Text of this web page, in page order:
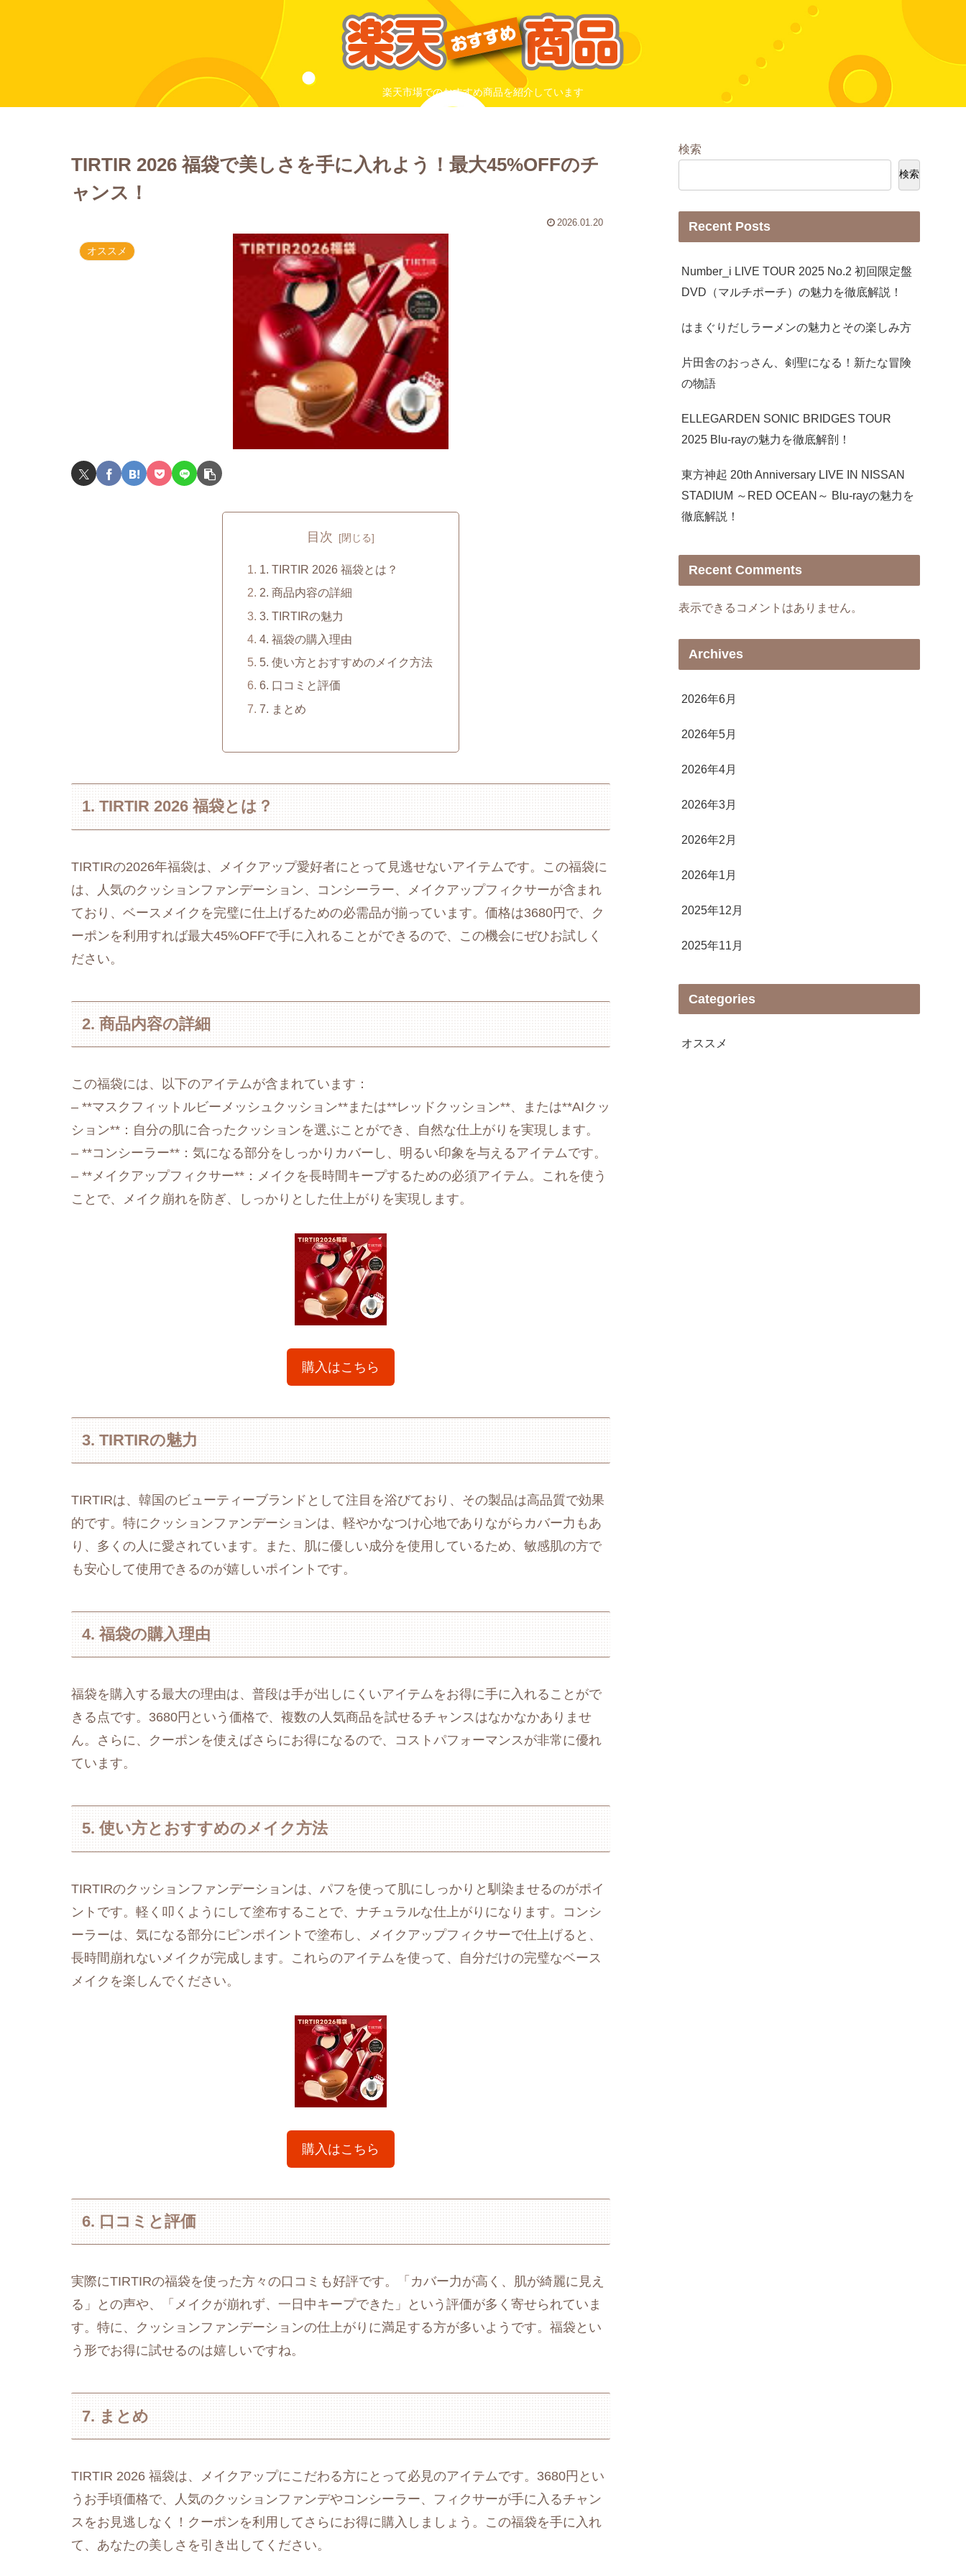
楽天市場でのおすすめ商品を紹介しています
TIRTIR 2026 福袋で美しさを手に入れよう！最大45%OFFのチ
ャンス！
2026.01.20
オススメ
目次
1. TIRTIR 2026 福袋とは？
2. 商品内容の詳細
3. TIRTIRの魅力
4. 福袋の購入理由
5. 使い方とおすすめのメイク方法
6. 口コミと評価
7. まとめ
1. TIRTIR 2026 福袋とは？
TIRTIRの2026年福袋は、メイクアップ愛好者にとって見逃せないアイテムです。この福袋に
は、人気のクッションファンデーション、コンシーラー、メイクアップフィクサーが含まれ
ており、ベースメイクを完璧に仕上げるための必需品が揃っています。価格は3680円で、ク
ーポンを利用すれば最大45%OFFで手に入れることができるので、この機会にぜひお試しく
ださい。
2. 商品内容の詳細
この福袋には、以下のアイテムが含まれています：
– **マスクフィットルビーメッシュクッション**または**レッドクッション**、または**AIクッ
ション**：自分の肌に合ったクッションを選ぶことができ、自然な仕上がりを実現します。
– **コンシーラー**：気になる部分をしっかりカバーし、明るい印象を与えるアイテムです。
– **メイクアップフィクサー**：メイクを長時間キープするための必須アイテム。これを使う
ことで、メイク崩れを防ぎ、しっかりとした仕上がりを実現します。
購入はこちら
3. TIRTIRの魅力
TIRTIRは、韓国のビューティーブランドとして注目を浴びており、その製品は高品質で効果
的です。特にクッションファンデーションは、軽やかなつけ心地でありながらカバー力もあ
り、多くの人に愛されています。また、肌に優しい成分を使用しているため、敏感肌の方で
も安心して使用できるのが嬉しいポイントです。
4. 福袋の購入理由
福袋を購入する最大の理由は、普段は手が出しにくいアイテムをお得に手に入れることがで
きる点です。3680円という価格で、複数の人気商品を試せるチャンスはなかなかありませ
ん。さらに、クーポンを使えばさらにお得になるので、コストパフォーマンスが非常に優れ
ています。
5. 使い方とおすすめのメイク方法
TIRTIRのクッションファンデーションは、パフを使って肌にしっかりと馴染ませるのがポイ
ントです。軽く叩くようにして塗布することで、ナチュラルな仕上がりになります。コンシ
ーラーは、気になる部分にピンポイントで塗布し、メイクアップフィクサーで仕上げると、
長時間崩れないメイクが完成します。これらのアイテムを使って、自分だけの完璧なベース
メイクを楽しんでください。
購入はこちら
6. 口コミと評価
実際にTIRTIRの福袋を使った方々の口コミも好評です。「カバー力が高く、肌が綺麗に見え
る」との声や、「メイクが崩れず、一日中キープできた」という評価が多く寄せられていま
す。特に、クッションファンデーションの仕上がりに満足する方が多いようです。福袋とい
う形でお得に試せるのは嬉しいですね。
7. まとめ
TIRTIR 2026 福袋は、メイクアップにこだわる方にとって必見のアイテムです。3680円とい
うお手頃価格で、人気のクッションファンデやコンシーラー、フィクサーが手に入るチャン
スをお見逃しなく！クーポンを利用してさらにお得に購入しましょう。この福袋を手に入れ
て、あなたの美しさを引き出してください。
検索
検索
Recent Posts
Number_i LIVE TOUR 2025 No.2 初回限定盤
DVD（マルチポーチ）の魅力を徹底解説！
はまぐりだしラーメンの魅力とその楽しみ方
片田舎のおっさん、剣聖になる！新たな冒険
の物語
ELLEGARDEN SONIC BRIDGES TOUR
2025 Blu-rayの魅力を徹底解剖！
東方神起 20th Anniversary LIVE IN NISSAN
STADIUM ～RED OCEAN～ Blu-rayの魅力を
徹底解説！
Recent Comments
表示できるコメントはありません。
Archives
2026年6月
2026年5月
2026年4月
2026年3月
2026年2月
2026年1月
2025年12月
2025年11月
Categories
オススメ